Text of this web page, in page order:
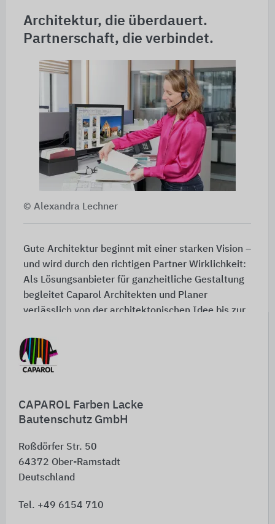
CAPAROL Farben Lacke
Bautenschutz GmbH
Roßdörfer Str. 50
64372 Ober-Ramstadt
Deutschland
Tel. +49 6154 710
Architektur, die überdauert.
Partnerschaft, die verbindet.
© Alexandra Lechner
Gute Architektur beginnt mit einer starken Vision –
und wird durch den richtigen Partner Wirklichkeit:
Als Lösungsanbieter für ganzheitliche Gestaltung
begleitet Caparol Architekten und Planer
verlässlich von der architektonischen Idee bis zur
möglich ist.
Jetzt Kontakt aufnehmen